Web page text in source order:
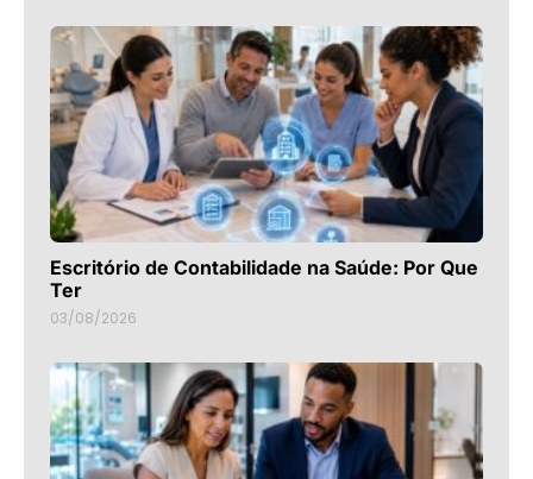
Escritório de Contabilidade na Saúde: Por Que
Ter
03/08/2026